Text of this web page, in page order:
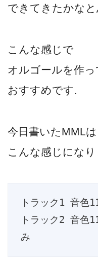
できてきたかな
こんな感じで
オルゴールを作
おすすめです.
今日書いたMMLは
こんな感じになり
トラック1 音色
トラック2 音色
み